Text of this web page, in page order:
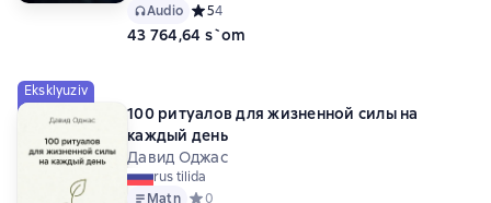
Audio Средний рейтинг 5 на основе 4 оценок
54
43 764,64 s`om
Eksklyuziv
100 ритуалов для жизненной силы на
каждый день
Давид Оджас
rus tilida
Matn Средний рейтинг 0 на основе 0 оценок
0